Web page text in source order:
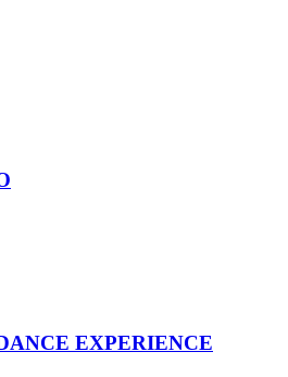
EXPERIENCE